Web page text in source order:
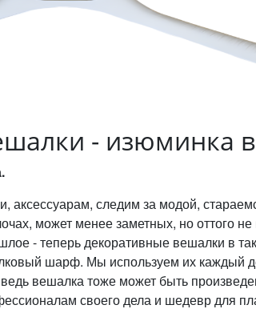
- изюминка
следим за модой,
может менее заметных, но оттого
- теперь декоративные вешалки в
шарф. Мы используем их каждый
вешалка тоже может быть
своего дела и шедевр для